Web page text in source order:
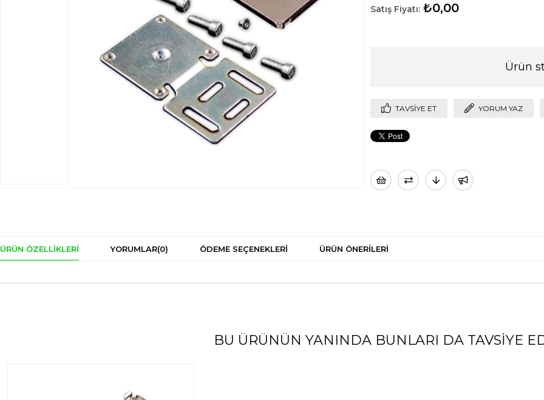
₺0,00
Ürün
TAVSIYE ET YORUM YAZ
ÜRÜN ÖZELLIKLERI YORUMLAR(0) ÖDEME SEÇENEKLERI ÜRÜN ÖNERILERI
BU ÜRÜNÜN YANINDA BUNLARI DA TAVSIYE